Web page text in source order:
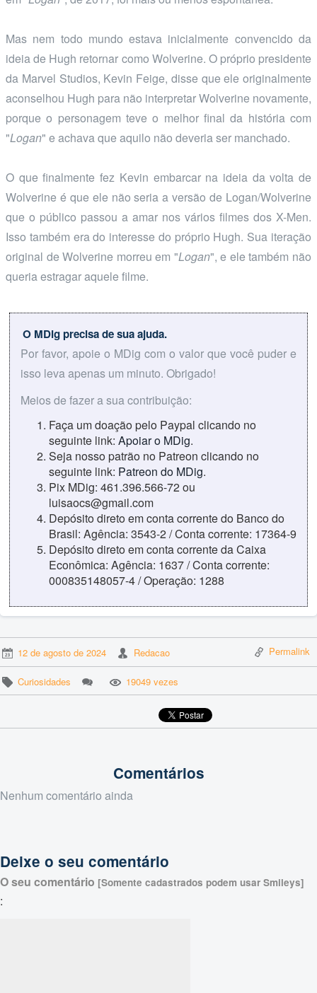
Mas nem todo mundo estava inicialmente convencido da
ideia de Hugh retornar como Wolverine. O próprio presidente
da Marvel Studios, Kevin Feige, disse que ele originalmente
aconselhou Hugh para não interpretar Wolverine novamente,
porque o personagem teve o melhor final da história com
"Logan" e achava que aquilo não deveria ser manchado.
O que finalmente fez Kevin embarcar na ideia da volta de
Wolverine é que ele não seria a versão de Logan/Wolverine
que o público passou a amar nos vários filmes dos X-Men.
Isso também era do interesse do próprio Hugh. Sua iteração
original de Wolverine morreu em "Logan", e ele também não
queria estragar aquele filme.
O MDig precisa de sua ajuda.
Por favor, apoie o MDig com o valor que você puder e
isso leva apenas um minuto. Obrigado!
Meios de fazer a sua contribuição:
Faça um doação pelo Paypal clicando no
seguinte link: Apoiar o MDig.
Seja nosso patrão no Patreon clicando no
seguinte link: Patreon do MDig.
Pix MDig: 461.396.566-72 ou
luisaocs@gmail.com
Depósito direto em conta corrente do Banco do
Brasil: Agência: 3543-2 / Conta corrente: 17364-9
Depósito direto em conta corrente da Caixa
Econômica: Agência: 1637 / Conta corrente:
000835148057-4 / Operação: 1288
12 de agosto de 2024 Redacao Permalink
Curiosidades 19049 vezes
Comentários
Nenhum comentário ainda
Deixe o seu comentário
O seu comentário [Somente cadastrados podem usar Smileys]
: